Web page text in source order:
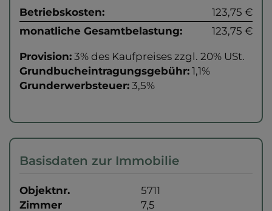
Betriebskosten:
123,75 €
monatliche Gesamtbelastung:
123,75 €
Provision: 3% des Kaufpreises zzgl. 20% USt.
Grundbucheintragungsgebühr: 1,1%
Grunderwerbsteuer: 3,5%
Basisdaten zur Immobilie
Objektnr.
5711
Zimmer
7,5